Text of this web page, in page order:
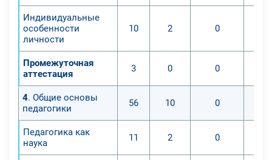
Индивидуальные
особенности
личности
10 2 0
Промежуточная
аттестация
3 0 0
4. Общие основы
педагогики
56 10 0
Педагогика как
наука
11 2 0